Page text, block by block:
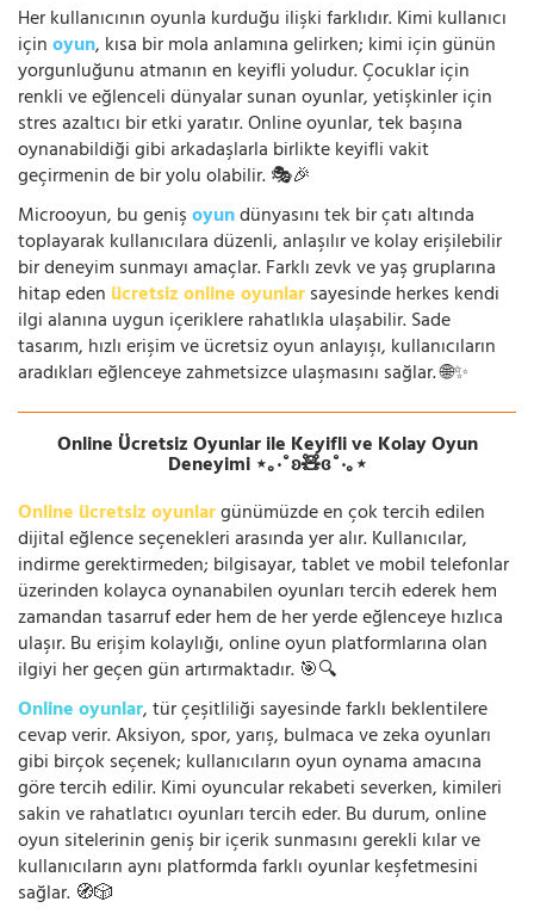
Her kullanıcının oyunla kurduğu ilişki farklıdır. Kimi kullanıcı
içinoyun, kısa bir mola anlamına gelirken; kimi için günün
yorgunluğunu atmanın en keyifli yoludur. Çocuklar için
renkli ve eğlenceli dünyalar sunan oyunlar, yetişkinler için
stres azaltıcı bir etki yaratır. Online oyunlar, tek başına
oynanabildiği gibi arkadaşlarla birlikte keyifli vakit
geçirmenin de bir yolu olabilir. 🎭🎉
Microoyun, bu genişoyundünyasını tek bir çatı altında
toplayarak kullanıcılara düzenli, anlaşılır ve kolay erişilebilir
bir deneyim sunmayı amaçlar. Farklı zevk ve yaş gruplarına
hitap eden ücretsiz online oyunlarsayesinde herkes kendi
ilgi alanına uygun içeriklere rahatlıkla ulaşabilir. Sade
tasarım, hızlı erişim ve ücretsiz oyun anlayışı, kullanıcıların
aradıkları eğlenceye zahmetsizce ulaşmasını sağlar. 🌐✨
Online Ücretsiz Oyunlar ile Keyifli ve Kolay Oyun
Deneyimi ⋆｡‧˚ʚ🧸ɞ˚‧｡⋆
Online ücretsiz oyunlargünümüzde en çok tercih edilen
dijital eğlence seçenekleri arasında yer alır. Kullanıcılar,
indirme gerektirmeden; bilgisayar, tablet ve mobil telefonlar
üzerinden kolayca oynanabilen oyunları tercih ederek hem
zamandan tasarruf eder hem de her yerde eğlenceye hızlıca
ulaşır. Bu erişim kolaylığı, online oyun platformlarına olan
ilgiyi her geçen gün artırmaktadır. 🎯🔍
Online oyunlar, tür çeşitliliği sayesinde farklı beklentilere
cevap verir. Aksiyon, spor, yarış, bulmaca ve zeka oyunları
gibi birçok seçenek; kullanıcıların oyun oynama amacına
göre tercih edilir. Kimi oyuncular rekabeti severken, kimileri
sakin ve rahatlatıcı oyunları tercih eder. Bu durum, online
oyun sitelerinin geniş bir içerik sunmasını gerekli kılar ve
kullanıcıların aynı platformda farklı oyunlar keşfetmesini
sağlar. 🧭🎲